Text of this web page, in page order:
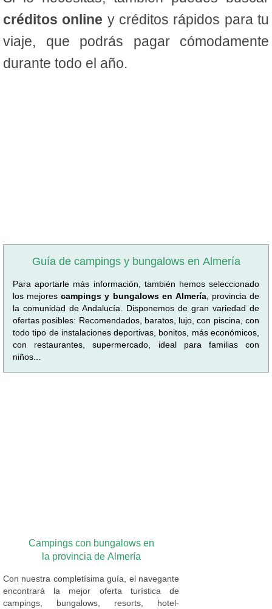
créditos online y créditos rápidos para tu
viaje, que podrás pagar cómodamente
durante todo el año.
Guía de campings y bungalows en Almería
Para aportarle más información, también hemos seleccionado
los mejorescampings y bungalows en Almería, provincia de
la comunidad de Andalucía. Disponemos de gran variedad de
ofertas posibles: Recomendados, baratos, lujo, con piscina, con
todo tipo de instalaciones deportivas, bonitos, más económicos,
con restaurantes, supermercado, ideal para familias con
niños...
Campings con bungalows en
la provincia de Almería
Con nuestra completísima guía, el navegante
encontrará la mejor oferta turística de
campings, bungalows, resorts, hotel-